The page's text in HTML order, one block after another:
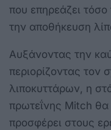
που επηρεάζει
την αποθήκευση
Αυξάνοντας την
περιορίζοντας τον
λιποκυττάρων, η
πρωτεΐνης Mitch
προσφέρει στους